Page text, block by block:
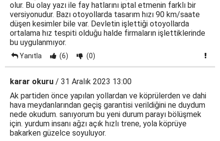
olur. Bu olay yazı ile fay hatlarını iptal etmenin farklı bir
versiyonudur. Bazı otoyollarda tasarım hızı 90 km/saate
düşen kesimler bile var. Devletin işlettiği otoyollarda
ortalama hız tespiti olduğu halde firmaların işlettiklerinde
bu uygulanmıyor.
Yanıtla (6) (0)
karar okuru / 31 Aralık 2023 13:00
Ak partiden önce yapılan yollardan ve köprülerden ve dahi
hava meydanlarından geçiş garantisi verildiğini ne duydum
nede okudum. sanıyorum bu yeni durum parayı bölüşmek
için. yurdum insanı ağzı açık hızlı trene, yola köprüye
bakarken güzelce soyuluyor.